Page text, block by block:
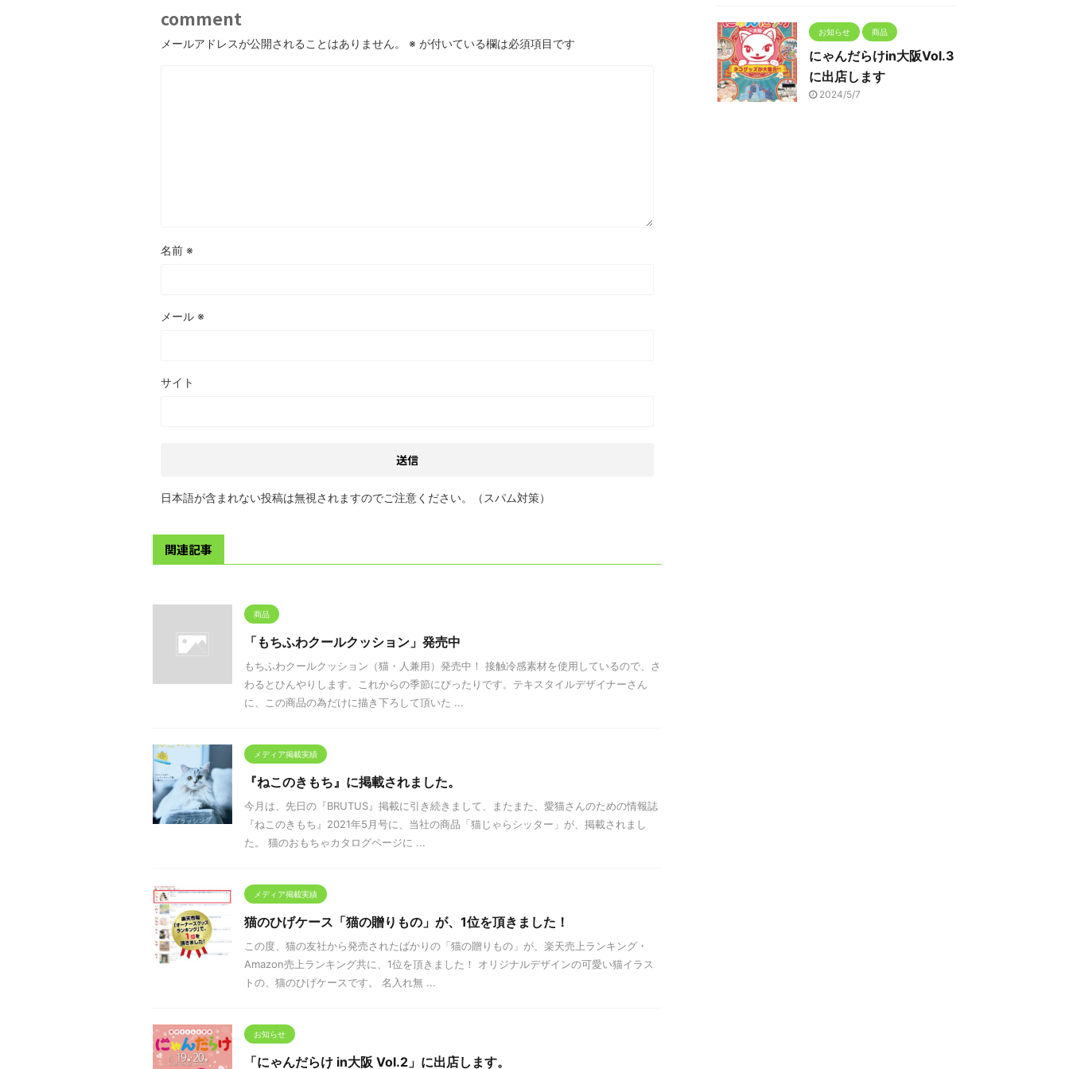
comment
メールアドレスが公開されることはありません。 ※ が付いている欄は必須項目です
名前 ※
メール ※
サイト
日本語が含まれない投稿は無視されますのでご注意ください。（スパム対策）
関連記事
商品
「もちふわクールクッション」発売中
もちふわクールクッション（猫・人兼用）発売中！ 接触冷感素材を使用しているので、さ
わるとひんやりします。これからの季節にぴったりです。テキスタイルデザイナーさん
に、この商品の為だけに描き下ろして頂いた ...
メディア掲載実績
『ねこのきもち』に掲載されました。
今月は、先日の『BRUTUS』掲載に引き続きまして、またまた、愛猫さんのための情報誌
『ねこのきもち』2021年5月号に、当社の商品「猫じゃらシッター」が、掲載されまし
た。 猫のおもちゃカタログページに ...
メディア掲載実績
猫のひげケース「猫の贈りもの」が、1位を頂きました！
この度、猫の友社から発売されたばかりの「猫の贈りもの」が、楽天売上ランキング・
Amazon売上ランキング共に、1位を頂きました！ オリジナルデザインの可愛い猫イラス
トの、猫のひげケースです。 名入れ無 ...
お知らせ
「にゃんだらけ in大阪 Vol.2」に出店します。
お知らせ 商品
にゃんだらけin大阪Vol.3
に出店します
2024/5/7